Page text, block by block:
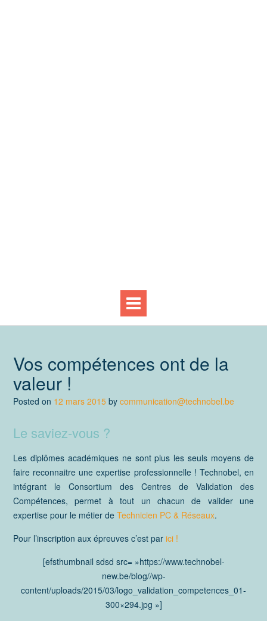
Vos compétences ont de la
valeur !
Posted on 12 mars 2015 by communication@technobel.be
Le saviez-vous ?
Les diplômes académiques ne sont plus les seuls moyens de
faire reconnaitre une expertise professionnelle ! Technobel, en
intégrant le Consortium des Centres de Validation des
Compétences, permet à tout un chacun de valider une
expertise pour le métier de Technicien PC & Réseaux.
Pour l’inscription aux épreuves c’est par ici !
[efsthumbnail sdsd src= »https://www.technobel-
new.be/blog//wp-
content/uploads/2015/03/logo_validation_competences_01-
300×294.jpg »]